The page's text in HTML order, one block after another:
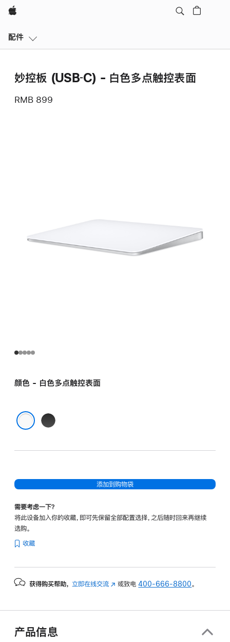
Apple
配件
妙控板 (USB‑C) - 白色多点触控表面
RMB 899
颜色 - 白色多点触控表面
黑
面
添加到购物袋
需要考虑一下？
将此设备加入你的收藏，即可先保留全部配置选择，之后随时回来再继续
选购。
收藏
获得购买帮助， 立即在线交流 (在 或致电400-666-8800。
产品信息